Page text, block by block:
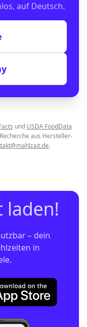
auf Deutsch.
und USDA FoodData
aus Hersteller-
.
laden!
– dein
in